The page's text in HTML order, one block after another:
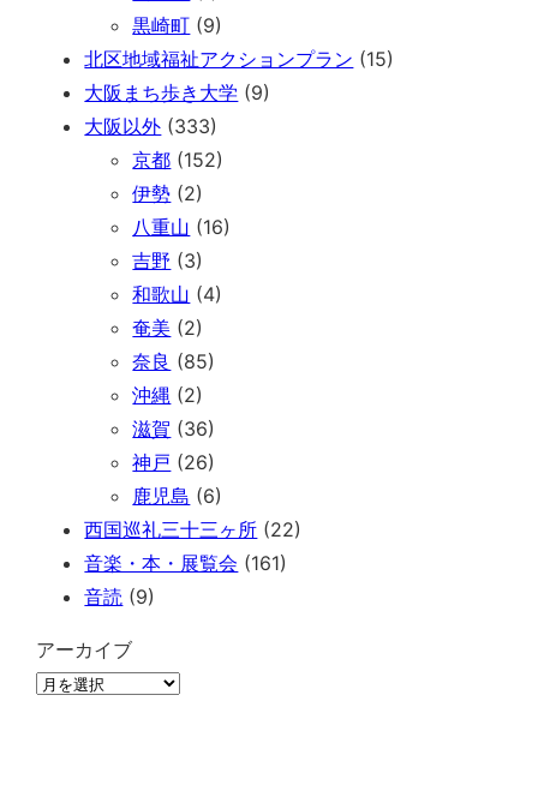
黒崎町 (9)
北区地域福祉アクションプラン (15)
大阪まち歩き大学 (9)
大阪以外 (333)
京都 (152)
伊勢 (2)
八重山 (16)
吉野 (3)
和歌山 (4)
奄美 (2)
奈良 (85)
沖縄 (2)
滋賀 (36)
神戸 (26)
鹿児島 (6)
西国巡礼三十三ヶ所 (22)
音楽・本・展覧会 (161)
音読 (9)
アーカイブ